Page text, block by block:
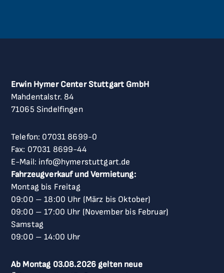
Erwin Hymer Center Stuttgart GmbH
Mahdentalstr. 84
71065 Sindelfingen
Telefon: 07031 8699-0
Fax: 07031 8699-44
E-Mail: info@hymerstuttgart.de
Fahrzeugverkauf und Vermietung:
Montag bis Freitag
09:00 –18:00 Uhr (März bis Oktober)
09:00 –17:00 Uhr (November bis Februar)
Samstag
09:00 –14:00 Uhr
Ab Montag 03.08.2026 gelten neue